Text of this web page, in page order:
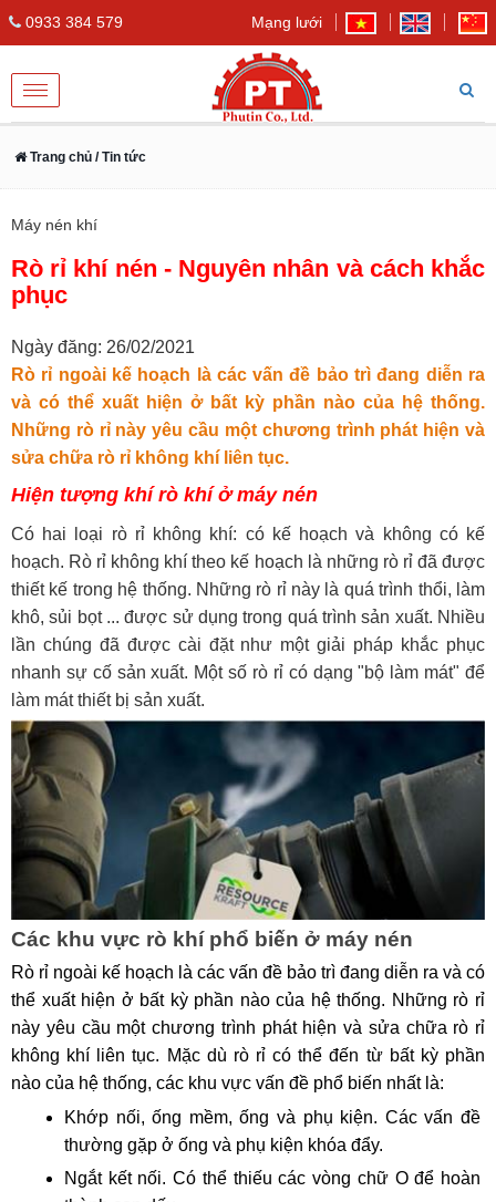
0933 384 579 Mạng lưới
Toggle
navigation
Trang chủ / Tin tức
Máy nén khí
Rò rỉ khí nén - Nguyên nhân và cách khắc
phục
Ngày đăng: 26/02/2021
Rò rỉ ngoài kế hoạch là các vấn đề bảo trì đang diễn ra
và có thể xuất hiện ở bất kỳ phần nào của hệ thống.
Những rò rỉ này yêu cầu một chương trình phát hiện và
sửa chữa rò rỉ không khí liên tục.
Hiện tượng khí rò khí ở máy nén
Có hai loại rò rỉ không khí: có kế hoạch và không có kế
hoạch. Rò rỉ không khí theo kế hoạch là những rò rỉ đã được
thiết kế trong hệ thống. Những rò rỉ này là quá trình thổi, làm
khô, sủi bọt ... được sử dụng trong quá trình sản xuất. Nhiều
lần chúng đã được cài đặt như một giải pháp khắc phục
nhanh sự cố sản xuất. Một số rò rỉ có dạng "bộ làm mát" để
làm mát thiết bị sản xuất.
Các khu vực rò khí phổ biến ở máy nén
Rò rỉ ngoài kế hoạch là các vấn đề bảo trì đang diễn ra và có
thể xuất hiện ở bất kỳ phần nào của hệ thống. Những rò rỉ
này yêu cầu một chương trình phát hiện và sửa chữa rò rỉ
không khí liên tục. Mặc dù rò rỉ có thể đến từ bất kỳ phần
nào của hệ thống, các khu vực vấn đề phổ biến nhất là:
Khớp nối, ống mềm, ống và phụ kiện. Các vấn đề
thường gặp ở ống và phụ kiện khóa đẩy.
Ngắt kết nối. Có thể thiếu các vòng chữ O để hoàn